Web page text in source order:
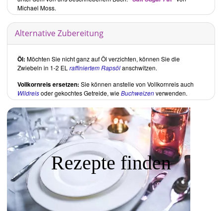
Michael Moss.
Alternative Zubereitung
Öl: Möchten Sie nicht ganz auf Öl verzichten, können Sie die
Zwiebeln in 1-2 EL raffiniertem Rapsölanschwitzen.
Vollkornreis ersetzen: Sie können anstelle von Vollkornreis auch
Wildreisoder gekochtes Getreide, wieBuchweizenverwenden.
Rezepte finden